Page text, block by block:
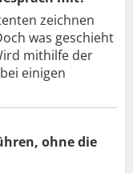
zeichnen
was geschieht
mithilfe der
einigen
ohne die